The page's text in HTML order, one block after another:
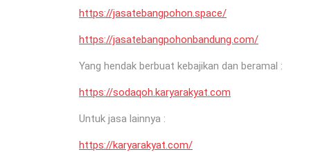
https://jasatebangpohon.space/
https://jasatebangpohonbandung.com/
Yang hendak berbuat kebajikan dan beramal :
https://sodaqoh.karyarakyat.com
Untuk jasa lainnya :
https://karyarakyat.com/